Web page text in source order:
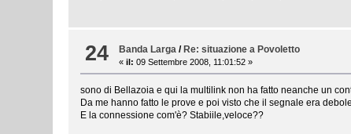
24 Banda Larga / Re: situazione a Povoletto
«il: 09 Settembre 2008, 11:01:52 »
sono di Bellazoia e qui la multilink non ha fatto neanche un
Da me hanno fatto le prove e poi visto che il segnale era
E la connessione com'è? Stabiile,veloce??